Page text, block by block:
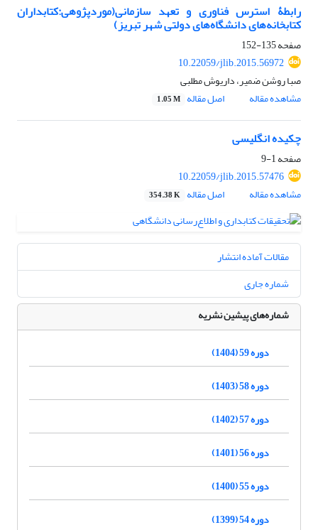
رابطۀ استرس فناوری و تعهد سازمانی(مورد‌پژوهی:کتابداران
کتابخانه‌های دانشگاه‌های دولتی شهر تبریز)
صفحه135-152
10.22059/jlib.2015.56972
صبا روشن ضمیر، داریوش مطلبی
مشاهده مقاله
اصل مقاله 1.05 M
چکیده انگلیسی
صفحه1-9
10.22059/jlib.2015.57476
مشاهده مقاله
اصل مقاله 354.38 K
مقالات آماده انتشار
شماره جاری
شماره‌های پیشین نشریه
دوره 59 (1404)
دوره 58 (1403)
دوره 57 (1402)
دوره 56 (1401)
دوره 55 (1400)
دوره 54 (1399)